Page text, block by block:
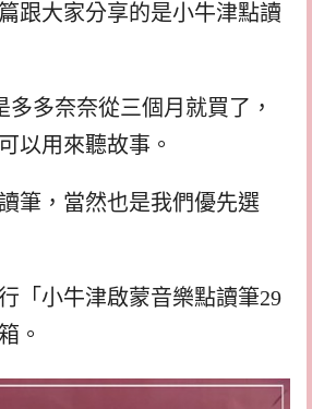
跟大家分享的是小牛津點讀
多奈奈從三個月就買了，
以用來聽故事。
筆，當然也是我們優先選
「小牛津啟蒙音樂點讀筆29
。